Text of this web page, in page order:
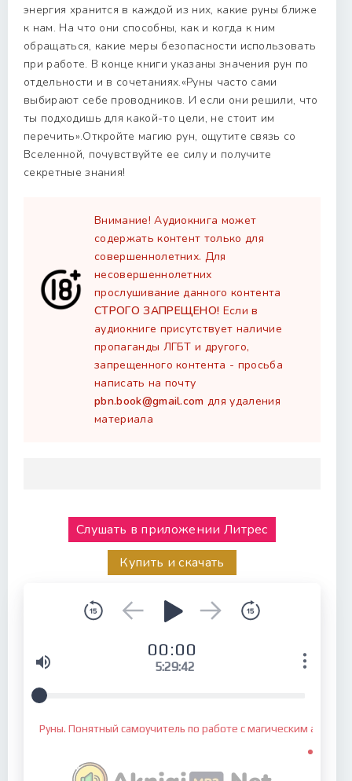
энергия хранится в каждой из них, какие руны ближе
к нам. На что они способны, как и когда к ним
обращаться, какие меры безопасности использовать
при работе. В конце книги указаны значения рун по
отдельности и в сочетаниях.«Руны часто сами
выбирают себе проводников. И если они решили, что
ты подходишь для какой-то цели, не стоит им
перечить».Откройте магию рун, ощутите связь со
Вселенной, почувствуйте ее силу и получите
секретные знания!
Внимание! Аудиокнига может
содержать контент только для
совершеннолетних. Для
несовершеннолетних
прослушивание данного контента
СТРОГО ЗАПРЕЩЕНО! Если в
аудиокниге присутствует наличие
пропаганды ЛГБТ и другого,
запрещенного контента - просьба
написать на почту
pbn.book@gmail.com для удаления
материала
Слушать в приложении Литрес
Купить и скачать
00:00
5:29:42
Руны. Понятный самоучитель по работе с магическим